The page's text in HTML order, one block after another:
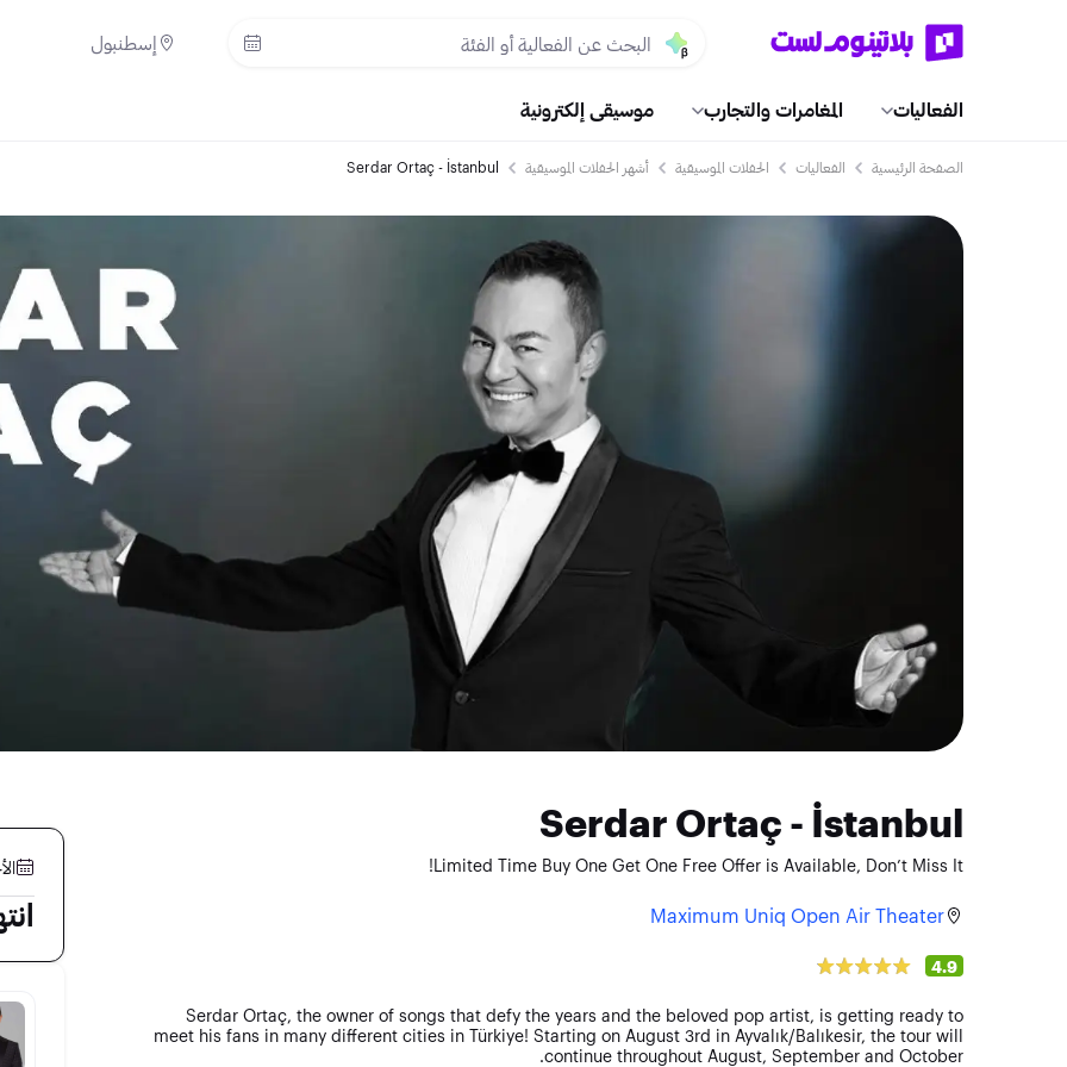
إسطنبول
الفعاليات المغامرات والتجارب موسيقى إلكترونية
الصفحة الرئيسية الفعاليات الحفلات الموسيقية أشهر الحفلات الموسيقية Serdar Ortaç - İstanbul
Serdar Ortaç - İstanbul
Limited Time Buy One Get One Free Offer is Available, Don’t Miss It!
Maximum Uniq Open Air Theater
4.9
Serdar Ortaç, the owner of songs that defy the years and the beloved pop artist, is getting ready to
meet his fans in many different cities in Türkiye! Starting on August 3rd in Ayvalık/Balıkesir, the tour will
continue throughout August, September and October.